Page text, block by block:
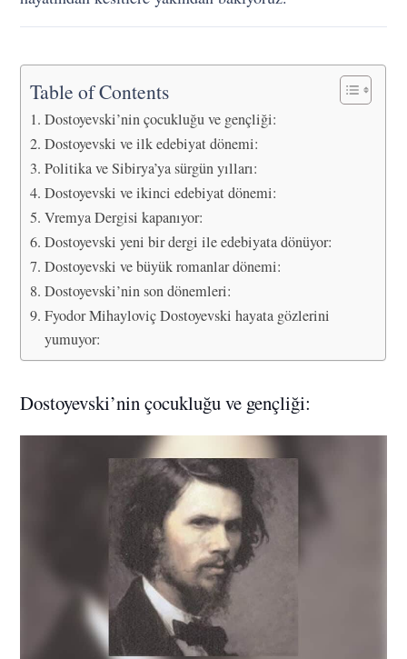
Table of Contents
Dostoyevski’nin çocukluğu ve gençliği:
Dostoyevski ve ilk edebiyat dönemi:
Politika ve Sibirya’ya sürgün yılları:
Dostoyevski ve ikinci edebiyat dönemi:
Vremya Dergisi kapanıyor:
Dostoyevski yeni bir dergi ile edebiyata dönüyor:
Dostoyevski ve büyük romanlar dönemi:
Dostoyevski’nin son dönemleri:
Fyodor Mihayloviç Dostoyevski hayata gözlerini
yumuyor:
Dostoyevski’nin çocukluğu ve gençliği: